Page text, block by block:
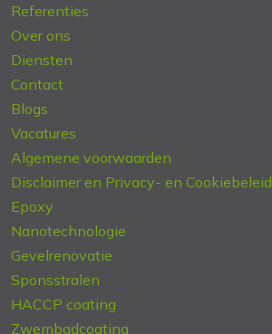
Referenties
Over ons
Diensten
Contact
Blogs
Vacatures
Algemene voorwaarden
Disclaimer en Privacy- en Cookiebeleid
Epoxy
Nanotechnologie
Gevelrenovatie
Sponsstralen
HACCP coating
Zwembadcoating